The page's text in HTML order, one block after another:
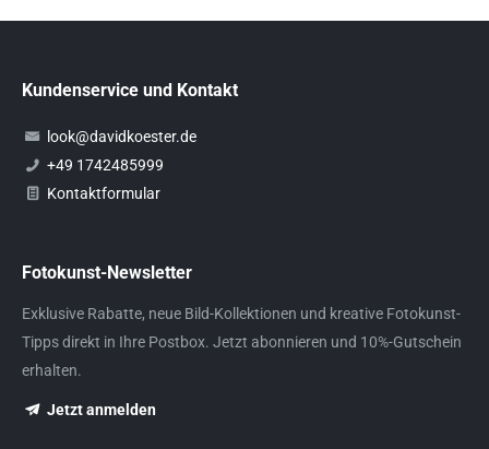
Kundenservice und Kontakt
look@davidkoester.de
+49 1742485999
Kontaktformular
Fotokunst-Newsletter
Exklusive Rabatte, neue Bild-Kollektionen und kreative Fotokunst-
Tipps direkt in Ihre Postbox. Jetzt abonnieren und 10%-Gutschein
erhalten.
Jetzt anmelden